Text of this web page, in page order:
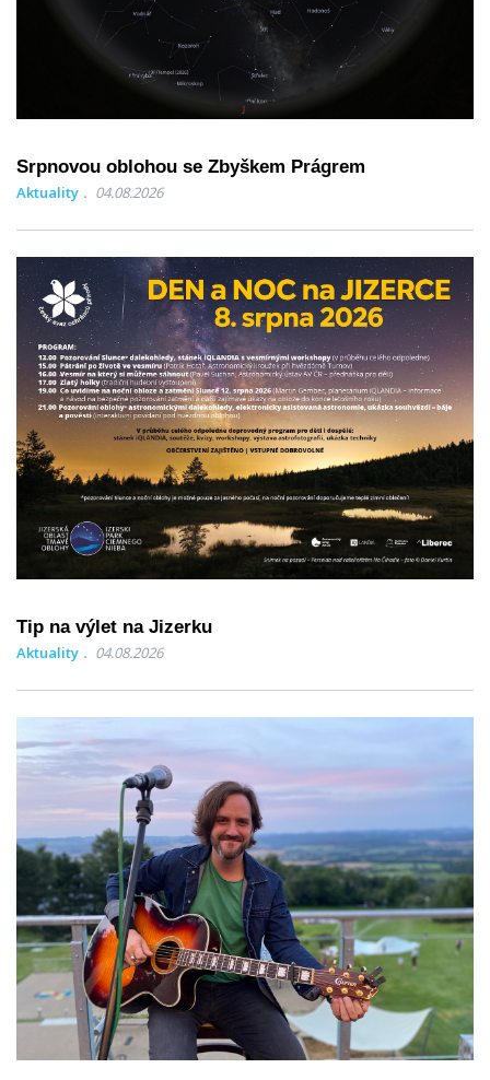
Srpnovou oblohou se Zbyškem Prágrem
Aktuality 04.08.2026
Tip na výlet na Jizerku
Aktuality 04.08.2026